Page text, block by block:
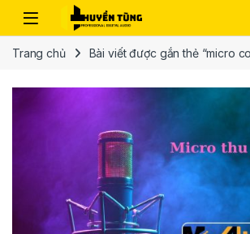
Trang chủ Bài viết được gắn thẻ “micro